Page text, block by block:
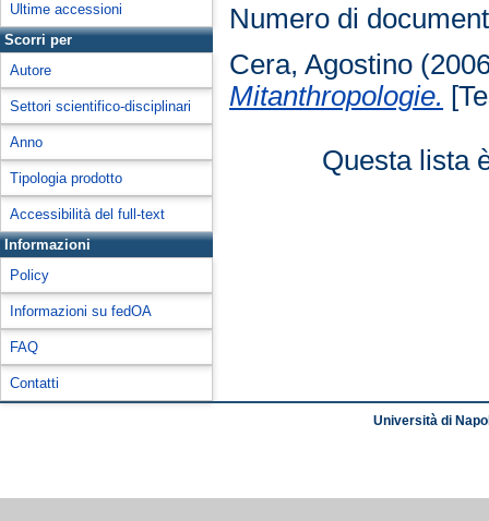
Ultime accessioni
Scorri per
Autore
Settori scientifico-disciplinari
Anno
Tipologia prodotto
Accessibilità del full-text
Informazioni
Policy
Informazioni su fedOA
FAQ
Contatti
Numero di
Cera, Agostino
Mitanthropologie.
Questa lista
Università di